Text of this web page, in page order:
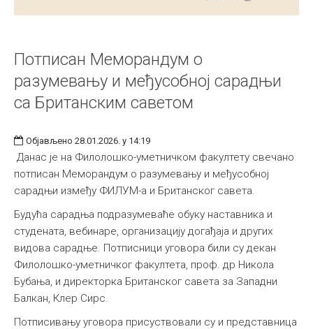
Потписан Меморандум о
разумевању и међусобној сарадњи
са Британским саветом
Објављено 28.01.2026. у 14:19
Данас је на Филолошко-уметничком факултету свечано
потписан Меморандум о разумевању и међусобној
сарадњи између ФИЛУМ-а и Британског савета.
Будућа сарадња подразумеваће обуку наставника и
студената, вебинаре, организацију догађаја и других
видова сарадње. Потписници уговора били су декан
Филолошко-уметничког факултета, проф. др Никола
Бубања, и директорка Британског савета за Западни
Балкан, Клер Сирс.
Потписивању уговора присуствовали су и представница